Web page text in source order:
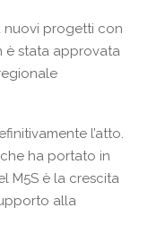
nuovi progetti con
è stata approvata
l’atto.
ha portato in
M5S è la crescita
alla